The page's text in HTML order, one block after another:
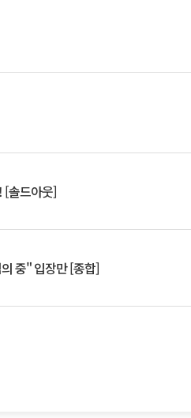
[솔드아웃]
중" 입장만 [종합]